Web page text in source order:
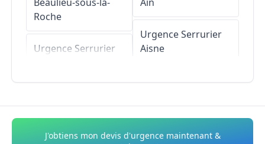
Roche
Urgence Serrurier
Urgence Serrurier
Pointindoux
Urgence Serrurier
Aisne
Urgence Serrurier
Alpes-de-Haute-
J'obtiens mon devis d'urgence maintenant &